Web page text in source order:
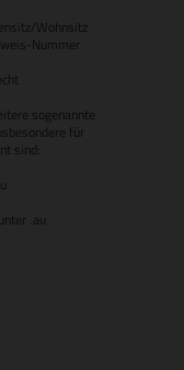
Wohnsitz
Nummer
sogenannte
für
sind:
.au